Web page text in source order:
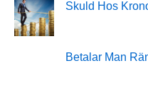
Skuld Hos
Betalar Man